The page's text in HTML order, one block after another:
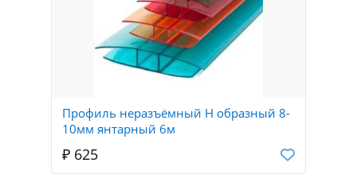
Профиль неразъёмный Н образный 8-
10мм янтарный 6м
₽ 625